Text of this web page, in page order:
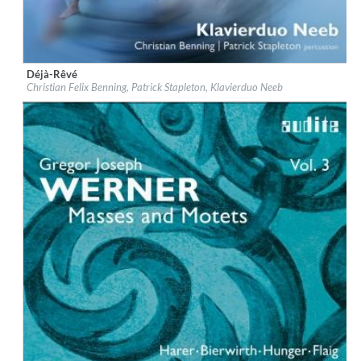
Label:audite Musikproduktion
Genre:Classical
$ 14.20
Déjà-Rêvé
Christian Felix Benning, Patrick Stapleton, Klavierduo Neeb